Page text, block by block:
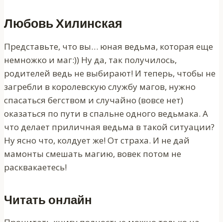
Любовь Хилинская
Представьте, что вы… юная ведьма, которая еще
немножко и маг:)) Ну да, так получилось,
родителей ведь не выбирают! И теперь, чтобы не
загребли в королевскую службу магов, нужно
спасаться бегством и случайно (вовсе нет)
оказаться по пути в спальне одного ведьмака. А
что делает приличная ведьма в такой ситуации?
Ну ясно что, колдует же! От страха. И не дай
мамонты смешать магию, вовек потом не
расквакаетесь!
Читать онлайн